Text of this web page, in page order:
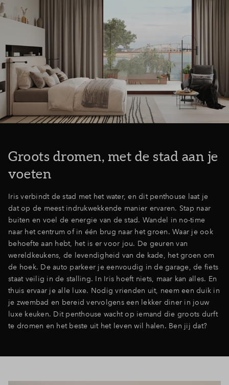
Groots dromen, met de stad aan je
voeten
Iris verbindt de stad met het water, en dit penthouse laat je
dat op de meest indrukwekkende manier ervaren. Stap naar
buiten en voel de energie van de stad. Wandel in no-time
naar het centrum of in één brug naar het groen. Waar je ook
behoefte aan hebt, het is er voor jou. De geuren van
wereldkeukens, de levendigheid van de kade, het groen om
de hoek. De auto parkeer je eenvoudig in de garage, de fiets
staat veilig in de stalling. In Iris hoeft niets, maar kan alles. En
thuis ervaar je alle luxe. Nodig vrienden uit, neem een duik in
je zwembad en bereid vervolgens een lekker diner in jouw
luxe keuken. Dit penthouse wacht op iemand die groots durft
te dromen en het beste uit het leven wil halen. Ben jij dat?